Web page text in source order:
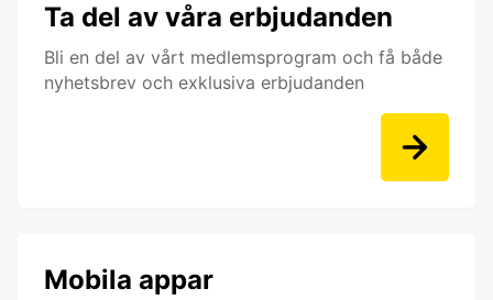
Ta del av våra erbjudanden
Bli en del av vårt medlemsprogram och få både
nyhetsbrev och exklusiva erbjudanden
Mobila appar